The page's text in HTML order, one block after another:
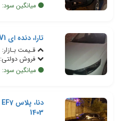
میانگین سود: 314,160,000 ت
تارا، دنده ای V1 پلاس 6 سرعته - مدل 1404
قـیمت بـازار: 1,980,000,000 ت
فروش دولتی: 1,306,800,000 ت
میانگین سود: 471,240,000 ت
1403